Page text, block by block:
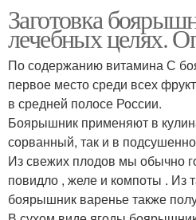
Заготовка
лечебных целях.
По содержанию витамина С
первое место среди всех
в средней полосе России.
Боярышник применяют в
сорванный, так и в
Из свежих плодов мы обычно
повидло , желе и компоты . Из
боярышник варенье также